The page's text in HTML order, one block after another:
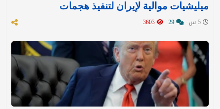
ميليشيات موالية لإيران لتنفيذ هجمات